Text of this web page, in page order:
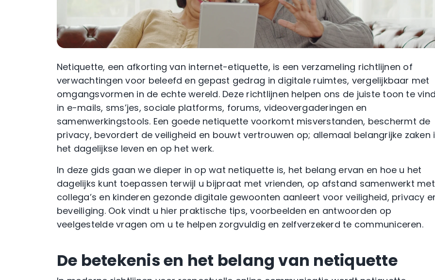
Netiquette, een afkorting van internet-etiquette, is een verzameling richtlijnen of
verwachtingen voor beleefd en gepast gedrag in digitale ruimtes, vergelijkbaar met
omgangsvormen in de echte wereld. Deze richtlijnen helpen ons de juiste toon te
in e-mails, sms’jes, sociale platforms, forums, videovergaderingen en
samenwerkingstools. Een goede netiquette voorkomt misverstanden, beschermt de
privacy, bevordert de veiligheid en bouwt vertrouwen op; allemaal belangrijke zaken
het dagelijkse leven en op het werk.
In deze gids gaan we dieper in op wat netiquette is, het belang ervan en hoe u het
dagelijks kunt toepassen terwijl u bijpraat met vrienden, op afstand samenwerkt met
collega’s en kinderen gezonde digitale gewoonten aanleert voor veiligheid, privacy
beveiliging. Ook vindt u hier praktische tips, voorbeelden en antwoorden op
veelgestelde vragen om u te helpen zorgvuldig en zelfverzekerd te communiceren.
De betekenis en het belang van netiquette